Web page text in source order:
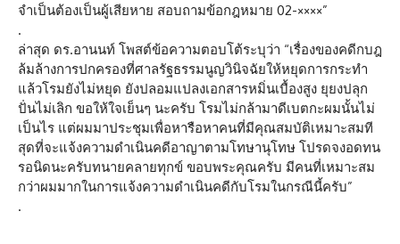
จำเป็นต้องเป็นผู้เสียหาย สอบถามข้อกฎหมาย 02-××××”
.
ล่าสุด ดร.อานนท์ โพสต์ข้อความตอบโต้ระบุว่า “เรื่องของคดีกบฎ
ล้มล้างการปกครองที่ศาลรัฐธรรมนูญวินิจฉัยให้หยุดการกระทำ
แล้วโรมยังไม่หยุด​ ยังปลอมแปลงเอกสารหมิ่นเบื้องสูง​ ยุยงปลุก
ปั่น​ไม่เลิก ขอให้ใจเย็นๆ​ นะครับ​ โรมไม่กล้ามาดีเบตกะผมนั้นไม่
เป็นไร​ แต่ผมมาประชุมเพื่อหารือหาคนที่มีคุณสมบัติเหมาะสมที
สุดที่จะแจ้งความดำเนินคดีอาญาตามโทษานุโทษ​ โปรดจงอดทน
รอนิดนะครับ​ทนายคลายทุกข์ ขอบพระคุณ​ครับ มีคนที่เหมาะสม
กว่าผมมากในการแจ้งความดำเนินคดีกับโรมในกรณีนี้ครับ”
.